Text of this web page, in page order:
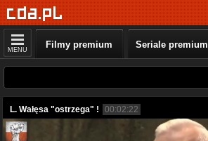
MENU Filmy premium Seriale premium
L. Wałęsa "ostrzega" ! 00:02:22